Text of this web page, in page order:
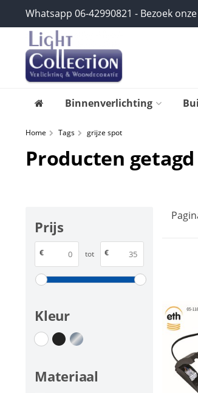
Whatsapp 06-42990821 - Bezoek
Binnenverlichting
Home Tags grijze spot
Producten
Prijs
€ tot €
Kleur
Materiaal